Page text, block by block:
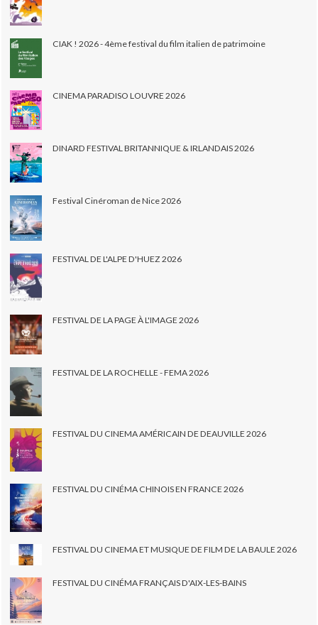
CIAK ! 2026 - 4ème festival du film italien de patrimoine
CINEMA PARADISO LOUVRE 2026
DINARD FESTIVAL BRITANNIQUE & IRLANDAIS 2026
Festival Cinéroman de Nice 2026
FESTIVAL DE L'ALPE D'HUEZ 2026
FESTIVAL DE LA PAGE À L'IMAGE 2026
FESTIVAL DE LA ROCHELLE - FEMA 2026
FESTIVAL DU CINEMA AMÉRICAIN DE DEAUVILLE 2026
FESTIVAL DU CINÉMA CHINOIS EN FRANCE 2026
FESTIVAL DU CINEMA ET MUSIQUE DE FILM DE LA BAULE 2026
FESTIVAL DU CINÉMA FRANÇAIS D'AIX-LES-BAINS